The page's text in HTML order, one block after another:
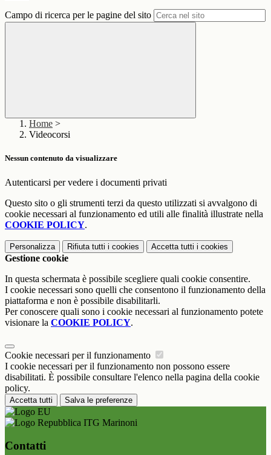
Campo di ricerca per le pagine del sito
Home >
Videocorsi
Nessun contenuto da visualizzare
Autenticarsi per vedere i documenti privati
Questo sito o gli strumenti terzi da questo utilizzati si avvalgono di
cookie necessari al funzionamento ed utili alle finalità illustrate nella
COOKIE POLICY.
Personalizza Rifiuta tutti i cookies Accetta tutti i cookies
Gestione cookie
In questa schermata è possibile scegliere quali cookie consentire.
I cookie necessari sono quelli che consentono il funzionamento della
piattaforma e non è possibile disabilitarli.
Per conoscere quali sono i cookie necessari al funzionamento potete
visionare la COOKIE POLICY.
Cookie necessari per il funzionamento
I cookie necessari per il funzionamento non possono essere
disabilitati. È possibile consultare l'elenco nella pagina della cookie
policy.
Accetta tutti Salva le preferenze
ITG Marinoni
Contatti